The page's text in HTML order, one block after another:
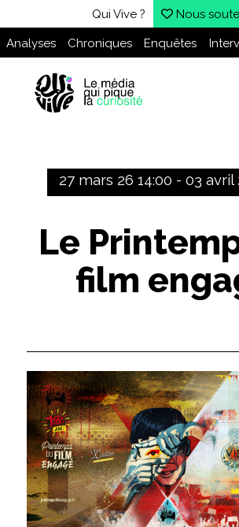
Qui Vive ? Nous
Analyses Chroniques Enquêtes
27 mars 26 14:00 - 03 avril
Le
film